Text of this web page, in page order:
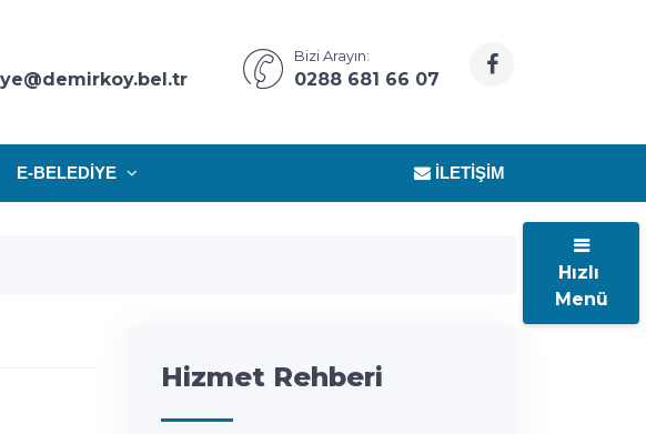
Bizi Arayın:
0288 681 66 07
E-BELEDIYE İLETIŞIM
Hizmet Rehberi
Hızlı
Menü